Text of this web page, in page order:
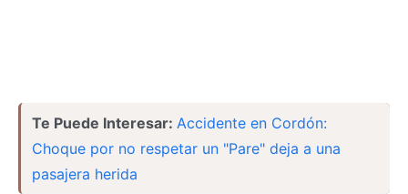
Te Puede Interesar: Accidente en Cordón:
Choque por no respetar un "Pare" deja a una
pasajera herida